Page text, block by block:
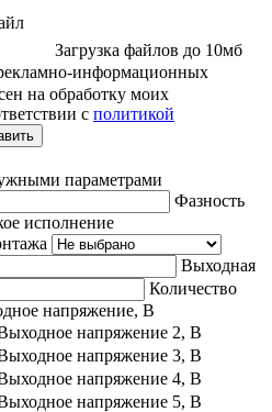
Загрузка файлов до 10мб
информационных
на обработку моих
с политикой
параметрами
Фазность
исполнение
Выходная
Количество
напряжение, В
напряжение 2, В
напряжение 3, В
напряжение 4, В
напряжение 5, В